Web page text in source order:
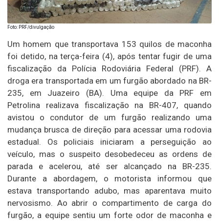
Foto: PRF/divulgação
Um homem que transportava 153 quilos de maconha
foi detido, na terça-feira (4), após tentar fugir de uma
fiscalização da Polícia Rodoviária Federal (PRF). A
droga era transportada em um furgão abordado na BR-
235, em Juazeiro (BA). Uma equipe da PRF em
Petrolina realizava fiscalização na BR-407, quando
avistou o condutor de um furgão realizando uma
mudança brusca de direção para acessar uma rodovia
estadual. Os policiais iniciaram a perseguição ao
veículo, mas o suspeito desobedeceu as ordens de
parada e acelerou, até ser alcançado na BR-235.
Durante a abordagem, o motorista informou que
estava transportando adubo, mas aparentava muito
nervosismo. Ao abrir o compartimento de carga do
furgão, a equipe sentiu um forte odor de maconha e